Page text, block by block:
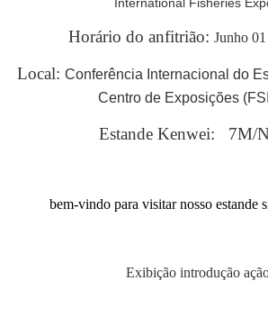
Horário do anfitrião: Junho 01
Local: Conferência Internacional do
Centro de Exposições
Estande Kenwei: 7M/
bem-vindo para visitar nosso estande
Exibição introdução